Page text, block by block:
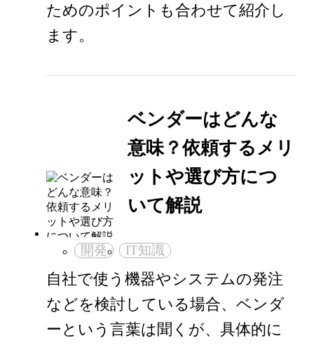
ためのポイントも合わせて紹介し
ます。
ベンダーはどんな
意味？依頼するメリ
ットや選び方につ
いて解説
開発 IT知識
自社で使う機器やシステムの発注
などを検討している場合、ベンダ
ーという言葉は聞くが、具体的に